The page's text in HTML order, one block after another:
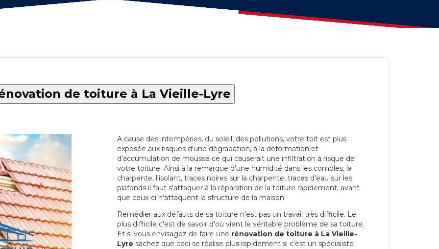
de toiture à La Vieille-Lyre
A cause des intempéries, du soleil, des pollutions, votre toit est plus
exposée aux risques d'une dégradation, à la déformation et
d'accumulation de mousse ce qui causerait une infiltration à risque de
votre toiture. Ainsi à la remarque d'une humidité dans les combles, la
charpente, l'isolant, traces noires sur la charpente, traces d'eau sur les
plafonds il faut s'attaquer à la réparation de la toiture rapidement, avant
que ceux-ci n'attaquent la structure de la maison.
Remédier aux défauts de sa toiture n'est pas un travail très difficile. Le
plus difficile c'est de savoir d'où vient le véritable problème de sa toiture.
Et si vous envisagez de faire une rénovation de toiture à La Vieille-
Lyre sachez que ceci se réalise plus rapidement si c'est un spécialiste